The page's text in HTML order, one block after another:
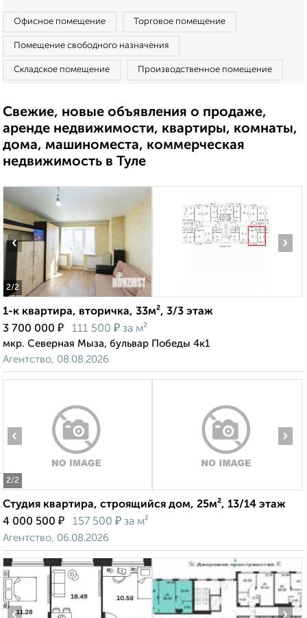
Офисное помещение Торговое помещение
Помещение свободного назначения
Складское помещение Производственное помещение
Свежие, новые объявления о продаже,
аренде недвижимости, квартиры, комнаты,
дома, машиноместа, коммерческая
недвижимость в Туле
2/2
‹ ›
1-к квартира, вторичка, 33м², 3/3 этаж
3 700 000 ₽ 111 500 ₽ за м²
мкр. Северная Мыза, бульвар Победы 4к1
Агентство, 08.08.2026
2/2
‹ ›
Студия квартира, строящийся дом, 25м², 13/14 этаж
4 000 500 ₽ 157 500 ₽ за м²
Агентство, 06.08.2026
‹ ›